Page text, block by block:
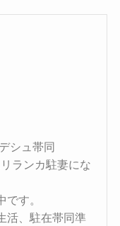
シュ帯同
ランカ駐妻にな
す。
活、駐在帯同準